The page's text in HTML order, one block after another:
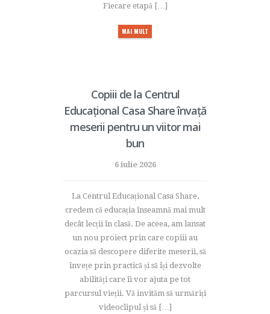
Fiecare etapă […]
MAI MULT
Copiii de la Centrul
Educațional Casa Share învață
meserii pentru un viitor mai
bun
6 iulie 2026
La Centrul Educațional Casa Share,
credem că educația înseamnă mai mult
decât lecții în clasă. De aceea, am lansat
un nou proiect prin care copiii au
ocazia să descopere diferite meserii, să
învețe prin practică și să își dezvolte
abilități care îi vor ajuta pe tot
parcursul vieții. Vă invităm să urmăriți
videoclipul și să […]